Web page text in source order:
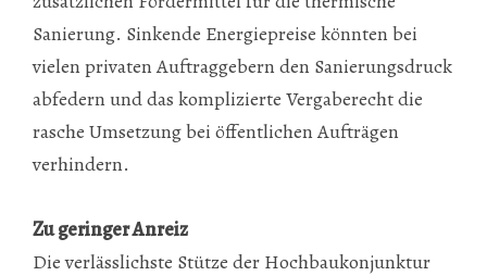
Sanierung. Sinkende Energiepreise könnten bei
vielen privaten Auftraggebern den Sanierungsdruck
abfedern und das komplizierte Vergaberecht die
rasche Umsetzung bei öffentlichen Aufträgen
verhindern.
Zu geringer Anreiz
Die verlässlichste Stütze der Hochbaukonjunktur